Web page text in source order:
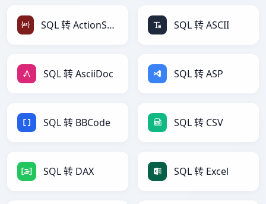
SQL 转 ActionScript SQL 转 ASCII
SQL 转 AsciiDoc SQL 转 ASP
SQL 转 BBCode SQL 转 CSV
SQL 转 DAX SQL 转 Excel